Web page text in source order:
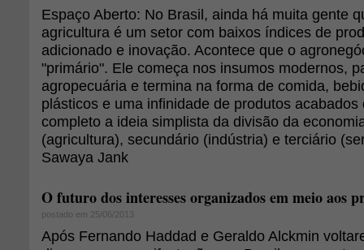
Espaço Aberto: No Brasil, ainda há muita gente
agricultura é um setor com baixos índices de
adicionado e inovação. Acontece que o
"primário". Ele começa nos insumos modernos,
agropecuária e termina na forma de comida,
plásticos e uma infinidade de produtos
completo a ideia simplista da divisão da
(agricultura), secundário (indústria) e terciário
Sawaya Jank
O futuro dos interesses organizados em meio aos
postado em 25/06/2013
Após Fernando Haddad e Geraldo Alckmin